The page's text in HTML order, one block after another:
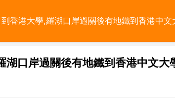
香港大學,羅湖口岸過關後有地鐵到香港中文
口岸過關後有地鐵到香港中文大